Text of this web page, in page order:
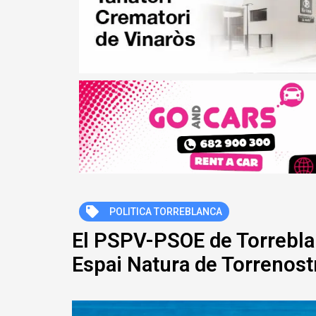
POLITICA TORREBLANCA
El PSPV-PSOE de
Espai Natura de